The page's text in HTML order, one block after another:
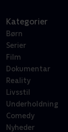
Kategorier
Børn
Serier
Film
Dokumentar
Reality
Livsstil
Underholdning
Comedy
Nyheder